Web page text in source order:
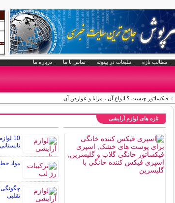
مطالب تازه تبلیغات در بیتوته تماس با ما درباره ما
فیکساتور چیست ؟ انواع آن ، مزایا و عوارض آن
تازه های لوازم آرایشی
10
مواد
چگونگی
تقلبی